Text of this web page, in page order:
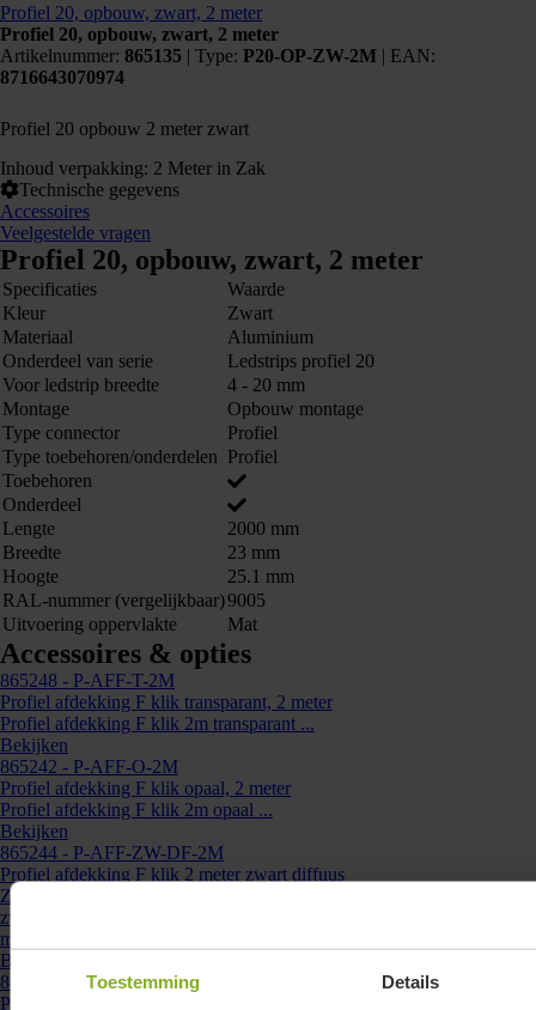
Toestemming Details
Profiel 20, opbouw, zwart, 2 meter
Profiel 20, opbouw, zwart, 2 meter
Artikelnummer: 865135 | Type: P20-OP-ZW-2M | EAN:
8716643070974
Profiel 20 opbouw 2 meter zwart
Inhoud verpakking: 2 Meter in Zak
Technische gegevens
Accessoires
Veelgestelde vragen
Profiel 20, opbouw, zwart, 2 meter
Specificaties
Waarde
Kleur
Zwart
Materiaal
Aluminium
Onderdeel van serie
Ledstrips profiel 20
Voor ledstrip breedte
4 - 20 mm
Montage
Opbouw montage
Type connector
Profiel
Type toebehoren/onderdelen Profiel
Toebehoren
Onderdeel
Lengte
2000 mm
Breedte
23 mm
Hoogte
25.1 mm
RAL-nummer (vergelijkbaar)9005
Uitvoering oppervlakte
Mat
Accessoires & opties
865248 - P-AFF-T-2M
Profiel afdekking F klik transparant, 2 meter
Profiel afdekking F klik 2m transparant ...
Bekijken
865242 - P-AFF-O-2M
Profiel afdekking F klik opaal, 2 meter
Profiel afdekking F klik 2m opaal ...
Bekijken
865244 - P-AFF-ZW-DF-2M
Profiel afdekking F klik 2 meter zwart diffuus
Zwarte profielen krijgen een strakke afwerking met behulp van deze
zwarte afdekking. Per stuk van 2 meter voor naadloos afdekken van 2
meter profielen, ...
Bekijken
865239
- P-AFF-O-20M
Profiel afdekking F klik opaal, 20 meter rol